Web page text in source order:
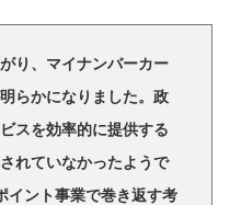
り、マイナンバーカー
らかになりました。政
スを効率的に提供する
れていなかったようで
イント事業で巻き返す考